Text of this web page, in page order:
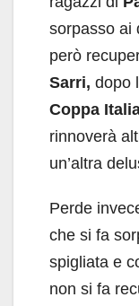
sorpasso ai
però
Sarri, dopo
Coppa
rinnoverà
un’altra
Perde
che si fa
spigliata e
non si fa